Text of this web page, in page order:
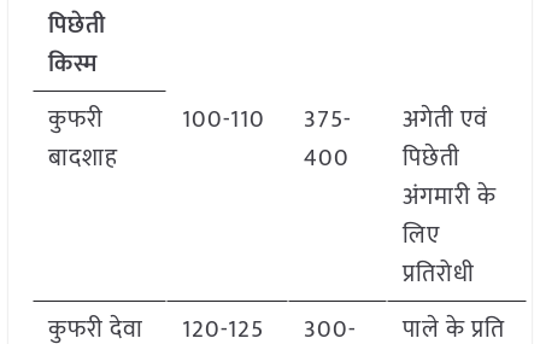
पिछेती
किस्म
कुफरी
बादशाह
100-110
375-
400
अगेती एवं
पिछेती
अंगमारी के
लिए
प्रतिरोधी
कुफरी देवा
120-125
300-
पाले के प्रति